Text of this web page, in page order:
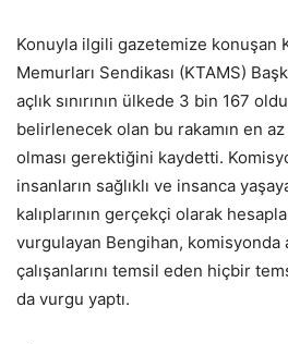
Konuyla ilgili gazetemize konuşan
Memurları Sendikası (KTAMS)
açlık sınırının ülkede 3 bin 167
belirlenecek olan bu rakamın en
olması gerektiğini kaydetti.
insanların sağlıklı ve insanca
kalıplarının gerçekçi olarak
vurgulayan Bengihan, komisyonda
çalışanlarını temsil eden hiçbir
da vurgu yaptı.